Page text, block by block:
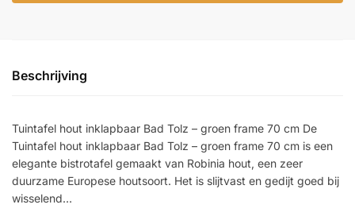
Beschrijving
Tuintafel hout inklapbaar Bad Tolz – groen frame 70 cm De
Tuintafel hout inklapbaar Bad Tolz – groen frame 70 cm is een
elegante bistrotafel gemaakt van Robinia hout, een zeer
duurzame Europese houtsoort. Het is slijtvast en gedijt goed bij
wisselend…